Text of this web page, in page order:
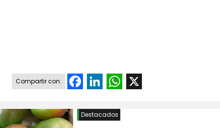
Compartir con: FacebookLinkedInWhatsApp
Destacados